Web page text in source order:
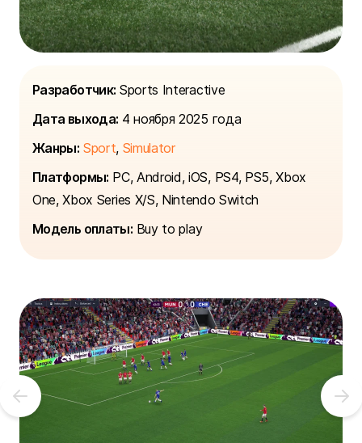
Разработчик: Sports Interactive
Дата выхода: 4 ноября 2025 года
Жанры: Sport, Simulator
Платформы: PC, Android, iOS, PS4, PS5, Xbox
One, Xbox Series X/S, Nintendo Switch
Модель оплаты: Buy to play